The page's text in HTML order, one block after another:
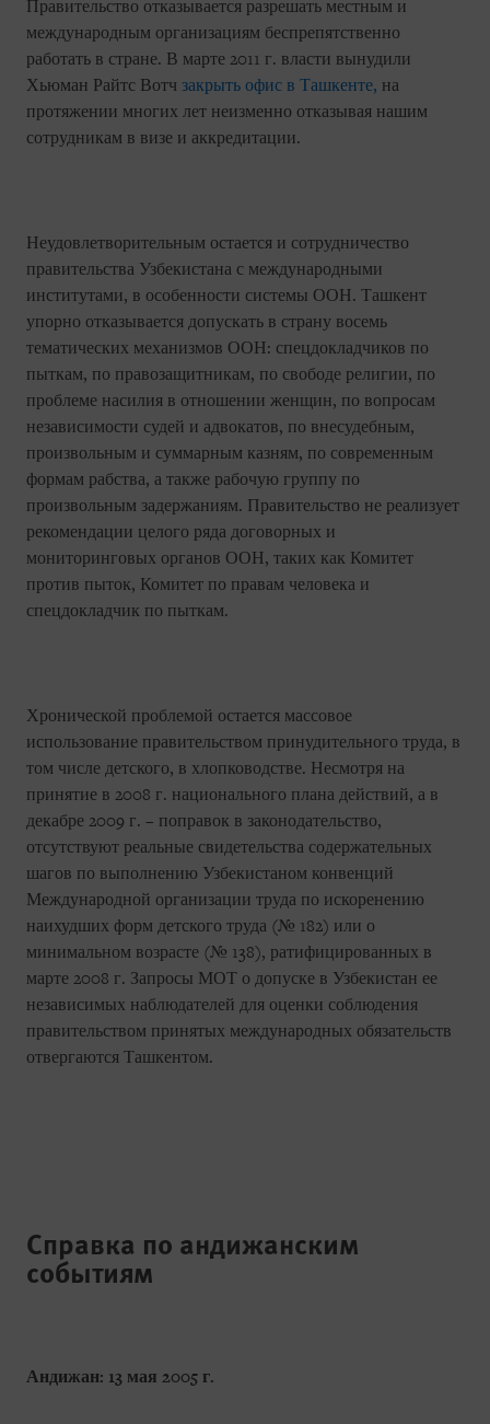
Правительство отказывается разрешать местным и
международным организациям беспрепятственно
работать в стране. В марте 2011 г. власти вынудили
Хьюман Райтс Вотч закрыть офис в Ташкенте, на
протяжении многих лет неизменно отказывая нашим
сотрудникам в визе и аккредитации.
Неудовлетворительным остается и сотрудничество
правительства Узбекистана с международными
институтами, в особенности системы ООН. Ташкент
упорно отказывается допускать в страну восемь
тематических механизмов ООН: спецдокладчиков по
пыткам, по правозащитникам, по свободе религии, по
проблеме насилия в отношении женщин, по вопросам
независимости судей и адвокатов, по внесудебным,
произвольным и суммарным казням, по современным
формам рабства, а также рабочую группу по
произвольным задержаниям. Правительство не реализует
рекомендации целого ряда договорных и
мониторинговых органов ООН, таких как Комитет
против пыток, Комитет по правам человека и
спецдокладчик по пыткам.
Хронической проблемой остается массовое
использование правительством принудительного труда, в
том числе детского, в хлопководстве. Несмотря на
принятие в 2008 г. национального плана действий, а в
декабре 2009 г. – поправок в законодательство,
отсутствуют реальные свидетельства содержательных
шагов по выполнению Узбекистаном конвенций
Международной организации труда по искоренению
наихудших форм детского труда (№ 182) или о
минимальном возрасте (№ 138), ратифицированных в
марте 2008 г. Запросы МОТ о допуске в Узбекистан ее
независимых наблюдателей для оценки соблюдения
правительством принятых международных обязательств
отвергаются Ташкентом.
Справка по андижанским
событиям
Андижан: 13 мая 2005 г.